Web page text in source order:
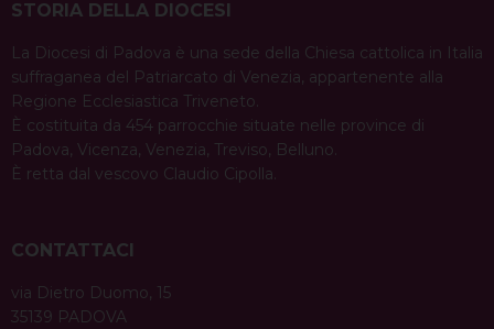
STORIA DELLA DIOCESI
La Diocesi di Padova è una sede della Chiesa cattolica in Italia
suffraganea del Patriarcato di Venezia, appartenente alla
Regione Ecclesiastica Triveneto.
È costituita da 454 parrocchie situate nelle province di
Padova, Vicenza, Venezia, Treviso, Belluno.
È retta dal vescovo Claudio Cipolla.
CONTATTACI
via Dietro Duomo, 15
35139 PADOVA